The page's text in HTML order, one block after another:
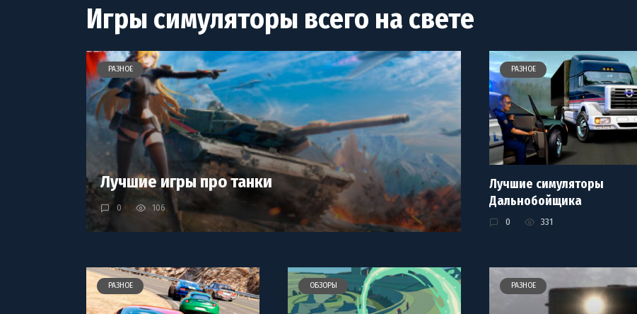
Игры симуляторы всего на свете
РАЗНОЕ
Лучшие игры про танки
0 106
РАЗНОЕ
Лучшие симуляторы
Дальнобойщика
0 331
РАЗНОЕ ОБЗОРЫ РАЗНОЕ